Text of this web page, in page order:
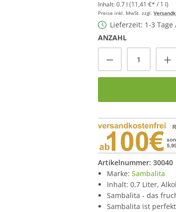
Inhalt:0.7 l (11,41 €* / 1 l)
Preise inkl. MwSt. zzgl.
Lieferzeit: 1-3
ANZAHL
Produkt
Artikelnummer: 30040
Marke: Sambalita
Inhalt: 0,7 Liter,
Sambalita - das
Sambalita ist